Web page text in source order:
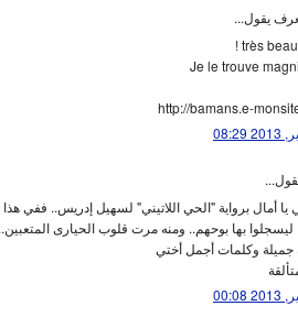
يقول...
très beau
Je le trouve
http://bamans.e-
يا أمال برواية "الحي اللاتيني" لسهيل إدريس.. ففي
بها بوحهم.. ومنه مرت قلوب الحيارى المتعبين..
جميلة وكلمات أجمل أختي